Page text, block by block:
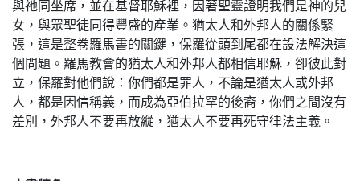
與祂同坐席，並在基督耶穌裡，因著聖靈證明我們是神的兒
女，與眾聖徒同得豐盛的產業。猶太人和外邦人的關係緊
張，這是整卷羅馬書的關鍵，保羅從頭到尾都在設法解決這
個問題。羅馬教會的猶太人和外邦人都相信耶穌，卻彼此對
立，保羅對他們說：你們都是罪人，不論是猶太人或外邦
人，都是因信稱義，而成為亞伯拉罕的後裔，你們之間沒有
差別，外邦人不要再放縱，猶太人不要再死守律法主義。